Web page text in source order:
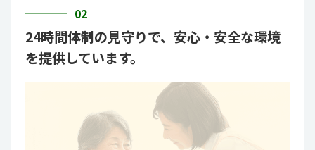
02
24時間体制の見守りで、安心・安全な環境
を提供しています。